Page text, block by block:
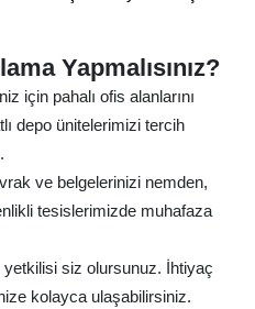
Yapmalısınız?
için pahalı ofis alanlarını
depo ünitelerimizi tercih
ve belgelerinizi nemden,
tesislerimizde muhafaza
yetkilisi siz olursunuz. İhtiyaç
kolayca ulaşabilirsiniz.